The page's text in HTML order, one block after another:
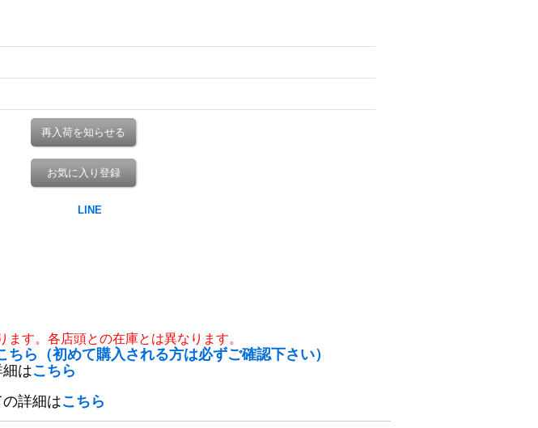
再入荷を知らせる
お気に入り登録
す。各店頭との在庫とは異なります。
ら（初めて購入される方は必ずご確認下さい）
はこちら
詳細はこちら